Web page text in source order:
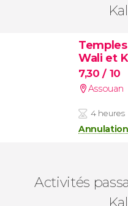
Wali et
7,30/ 10
Assouan
4 heures
Activités